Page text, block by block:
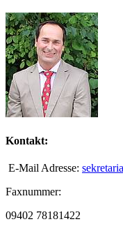
Kontakt:
E-Mail Adresse:
Faxnummer:
09402 78181422